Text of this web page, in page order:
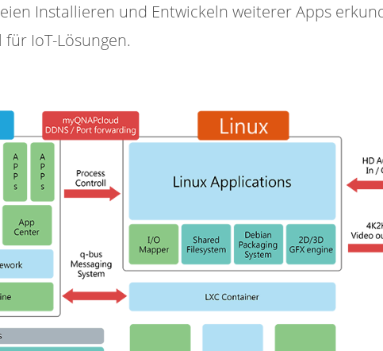
Installieren und Entwickeln weiterer Apps
IoT-Lösungen.